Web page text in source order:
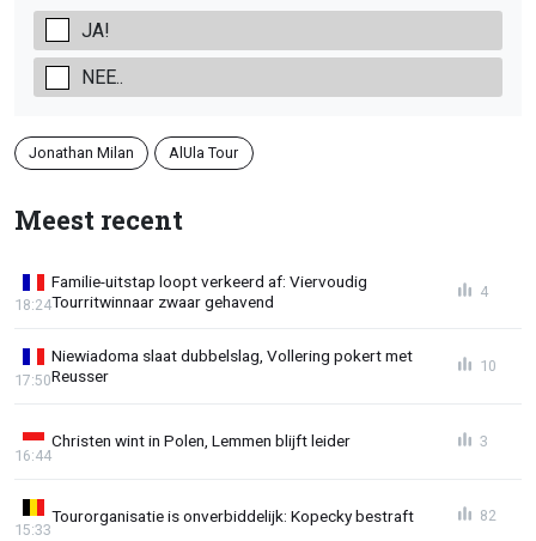
JA!
NEE..
Jonathan Milan AlUla Tour
Meest recent
Familie-uitstap loopt verkeerd af: Viervoudig
Tourritwinnaar zwaar gehavend
18:24
4
Niewiadoma slaat dubbelslag, Vollering pokert met
Reusser
17:50
10
Christen wint in Polen, Lemmen blijft leider
16:44
3
Tourorganisatie is onverbiddelijk: Kopecky bestraft
15:33
82